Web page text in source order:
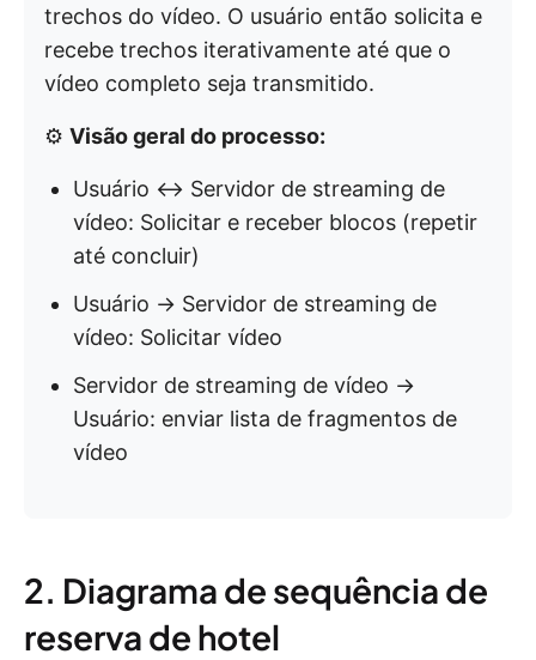
trechos do vídeo. O usuário então solicita e
recebe trechos iterativamente até que o
vídeo completo seja transmitido.
⚙️ Visão geral do processo:
Usuário ↔ Servidor de streaming de
vídeo: Solicitar e receber blocos (repetir
até concluir)
Usuário → Servidor de streaming de
vídeo: Solicitar vídeo
Servidor de streaming de vídeo →
Usuário: enviar lista de fragmentos de
vídeo
2. Diagrama de sequência de
reserva de hotel